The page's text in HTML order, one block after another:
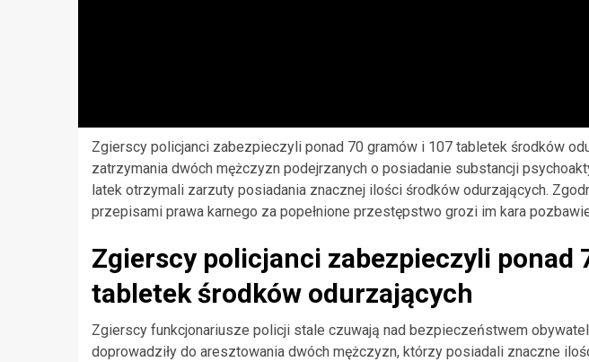
Zgierscy policjanci zabezpieczyli ponad 70 gramów i 107 tabletek środków
zatrzymania dwóch mężczyzn podejrzanych o posiadanie substancji
latek otrzymali zarzuty posiadania znacznej ilości środków odurzających.
przepisami prawa karnego za popełnione przestępstwo grozi im kara
Zgierscy policjanci zabezpieczyli ponad
tabletek środków odurzających
Zgierscy funkcjonariusze policji stale czuwają nad bezpieczeństwem
doprowadziły do aresztowania dwóch mężczyzn, którzy posiadali znaczne